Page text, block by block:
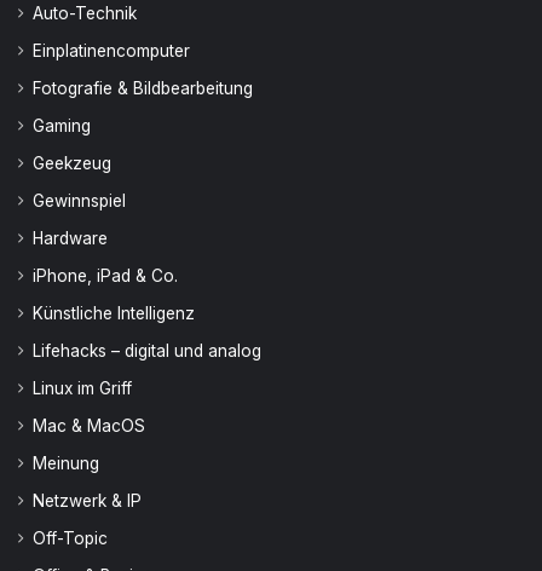
Auto-Technik
Einplatinencomputer
Fotografie & Bildbearbeitung
Gaming
Geekzeug
Gewinnspiel
Hardware
iPhone, iPad & Co.
Künstliche Intelligenz
Lifehacks – digital und analog
Linux im Griff
Mac & MacOS
Meinung
Netzwerk & IP
Off-Topic